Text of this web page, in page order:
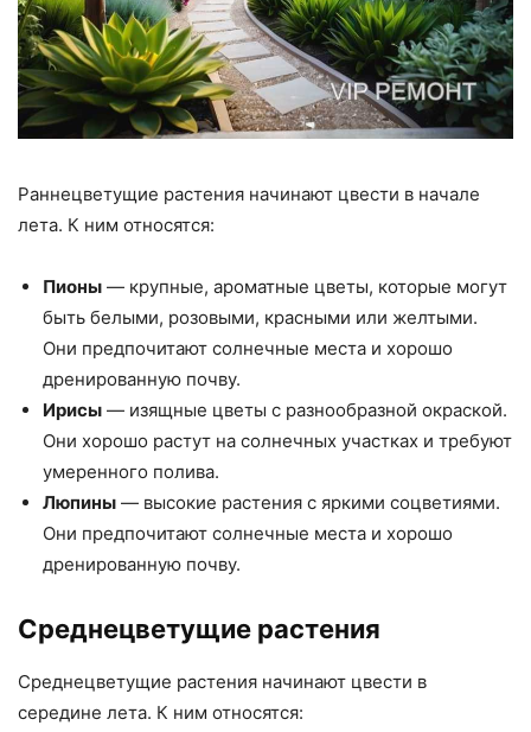
Раннецветущие растения начинают цвести в начале
лета. К ним относятся:
Пионы — крупные, ароматные цветы, которые могут
быть белыми, розовыми, красными или желтыми.
Они предпочитают солнечные места и хорошо
дренированную почву.
Ирисы — изящные цветы с разнообразной окраской.
Они хорошо растут на солнечных участках и требуют
умеренного полива.
Люпины — высокие растения с яркими соцветиями.
Они предпочитают солнечные места и хорошо
дренированную почву.
Среднецветущие растения
Среднецветущие растения начинают цвести в
середине лета. К ним относятся: